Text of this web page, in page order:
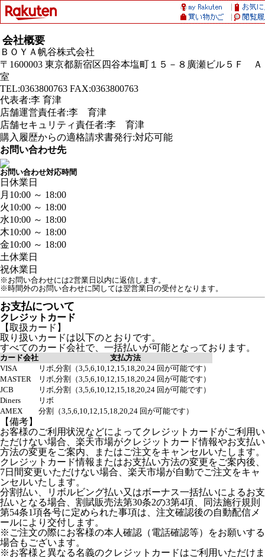
会社概要
ＢＯＹＡ帆谷株式会社
〒1600003 東京都新宿区四谷本塩町１５－８廣瀬ビル５Ｆ Ａ
室
TEL:0363800763 FAX:0363800763
代表者:李 育津
店舗運営責任者:李 育津
店舗セキュリティ責任者:李 育津
購入履歴からの適格請求書発行:対応可能
お問い合わせ先
お問い合わせ対応時間
日 休業日
月 10:00 ～ 18:00
火10:00 ～ 18:00
水10:00 ～ 18:00
木10:00 ～ 18:00
金10:00 ～ 18:00
土休業日
祝休業日
※お問い合わせには2営業日以内に返信します。
※時間外のお問い合わせに関しては翌営業日の受付となります。
お支払について
クレジットカード
【取扱カード】
取り扱いカードは以下のとおりです。
すべてのカード会社で、一括払いが可能となっております。
カード会社
支払方法
VISA
リボ,分割（3,5,6,10,12,15,18,20,24 回が可能です）
MASTER
リボ,分割（3,5,6,10,12,15,18,20,24 回が可能です）
JCB
リボ,分割（3,5,6,10,12,15,18,20,24 回が可能です）
Diners
リボ
AMEX
分割（3,5,6,10,12,15,18,20,24 回が可能です）
【備考】
お客様のご利用状況などによってクレジットカードがご利用い
ただけない場合、楽天市場がクレジットカード情報やお支払い
方法の変更をご案内、またはご注文をキャンセルいたします。
クレジットカード情報またはお支払い方法の変更をご案内後、
7日間変更いただけない場合、楽天市場が自動でご注文をキャ
ンセルいたします。
分割払い、リボルビング払い又はボーナス一括払いによるお支
払いとなる場合、割賦販売法第30条2の3第4項、同法施行規則
第54条1項各号に定められた事項は、注文確認後の自動配信メ
ールにより交付します。
※ご注文の際にお客様の本人確認（電話確認等）をお願いする
場合もございます。
※お客様と異なる名義のクレジットカードはご利用いただけま